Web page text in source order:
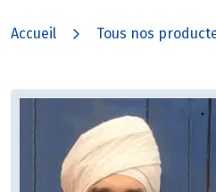
Accueil Tous nos